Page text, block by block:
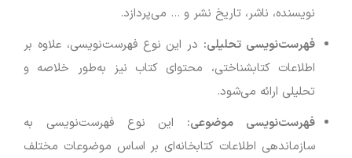
نویسنده، ناشر، تاریخ نشر و … می‌پردازد.
فهرست‌نویسی تحلیلی: در این نوع فهرست‌نویسی، علاوه بر
اطلاعات کتابشناختی، محتوای کتاب نیز به‌طور خلاصه و
تحلیلی ارائه می‌شود.
فهرست‌نویسی موضوعی: این نوع فهرست‌نویسی به
سازماندهی اطلاعات کتابخانه‌ای بر اساس موضوعات مختلف